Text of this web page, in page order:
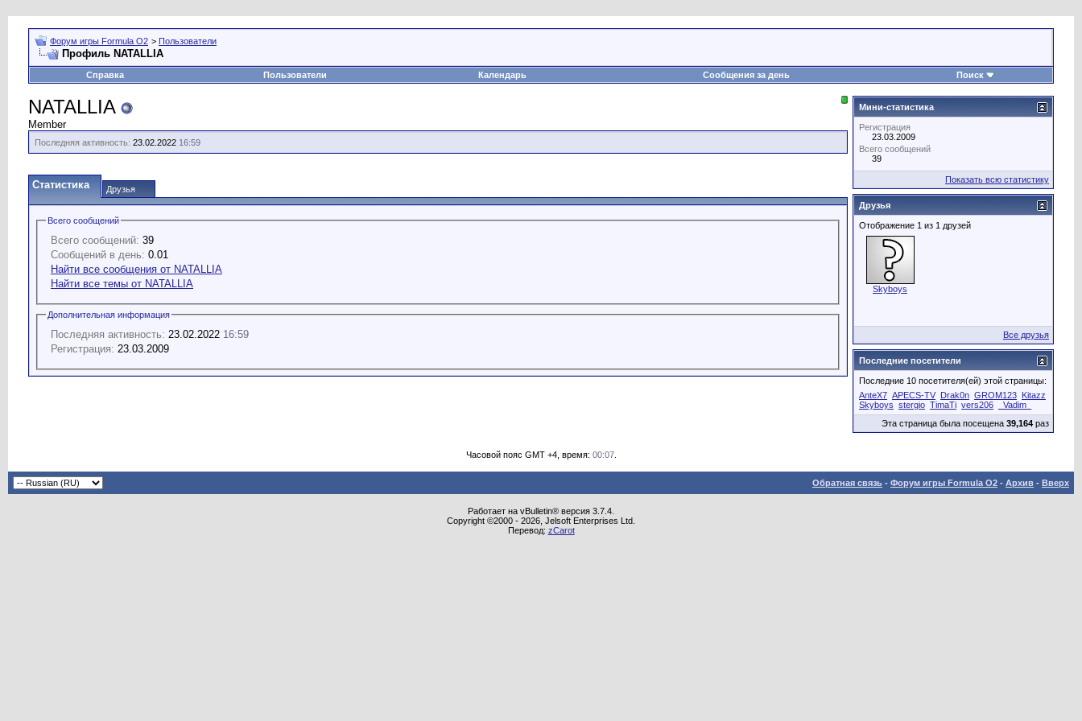
Форум игры Formula O2 > Пользователи
Профиль NATALLIA
Справка Пользователи Календарь Сообщения за день Поиск
NATALLIA
Member
Последняя активность: 23.02.2022 16:59
Статистика Друзья
Всего сообщений
Всего сообщений: 39
Сообщений в день: 0.01
Найти все сообщения от NATALLIA
Найти все темы от NATALLIA
Дополнительная информация
Последняя активность: 23.02.2022 16:59
Регистрация: 23.03.2009
Мини-статистика
Регистрация
23.03.2009
Всего сообщений
39
Показать всю статистику
Друзья
Отображение 1 из 1 друзей
Skyboys
Все друзья
Последние посетители
Последние 10 посетителя(ей) этой страницы:
AnteX7 APECS-TV Drak0n GROM123 Kitazz
Skyboys stergio TimaTi vers206
_Vadim_
Эта страница была посещена 39,164 раз
Часовой пояс GMT +4, время: 00:07.
Обратная связь - Форум игры Formula O2 - Архив - Вверх
Работает на vBulletin® версия 3.7.4.
Copyright ©2000 - 2026, Jelsoft Enterprises Ltd.
Перевод: zCarot